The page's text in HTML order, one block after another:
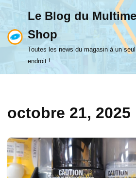
au
contenu
Le Blog du
Shop
Toutes les news du magasin à un seul
endroit !
octobre 21, 2025